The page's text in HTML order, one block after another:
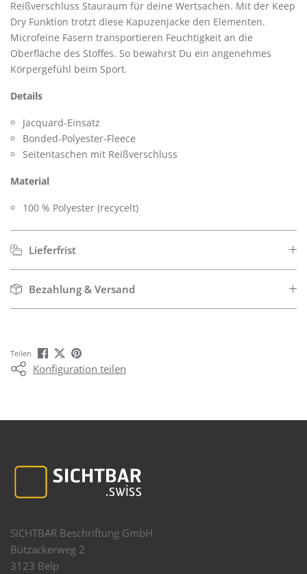
Reißverschluss Stauraum für deine Wertsachen. Mit der Keep
Dry Funktion trotzt diese Kapuzenjacke den Elementen.
Microfeine Fasern transportieren Feuchtigkeit an die
Oberfläche des Stoffes. So bewahrst Du ein angenehmes
Körpergefühl beim Sport.
Details
Jacquard-Einsatz
Bonded-Polyester-Fleece
Seitentaschen mit Reißverschluss
Material
100 % Polyester (recycelt)
Lieferfrist
Bezahlung & Versand
Teilen
Konfiguration teilen
SICHTBAR Beschriftung GmbH
Bützackerweg 2
3123 Belp